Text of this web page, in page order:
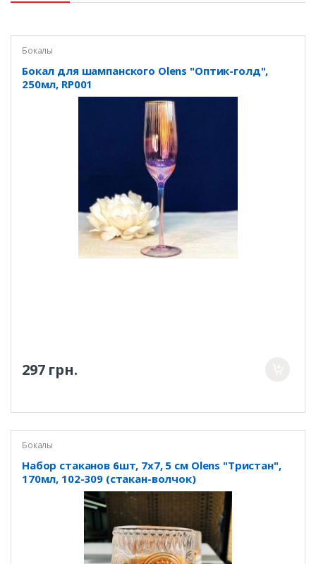
Бокалы
Бокал для шампанского Olens "Оптик-голд",
250мл, RP001
297 грн.
Бокалы
Набор стаканов 6шт, 7х7, 5 см Olens "Тристан",
170мл, 102-309 (стакан-волчок)